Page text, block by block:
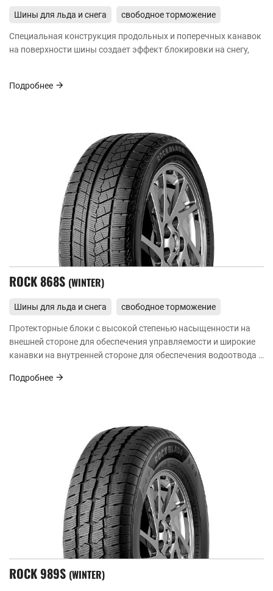
Шины для льда и снега
свободное торможение
Специальная конструкция продольных и поперечных канавок
на поверхности шины создает эффект блокировки на снегу,
Подробнее
ROCK 868S WINTER
Шины для льда и снега
свободное торможение
Протекторные блоки с высокой степенью насыщенности на
внешней стороне для обеспечения управляемости и широкие
канавки на внутренней стороне для обеспечения водоотвода и
Подробнее
ROCK 989S WINTER